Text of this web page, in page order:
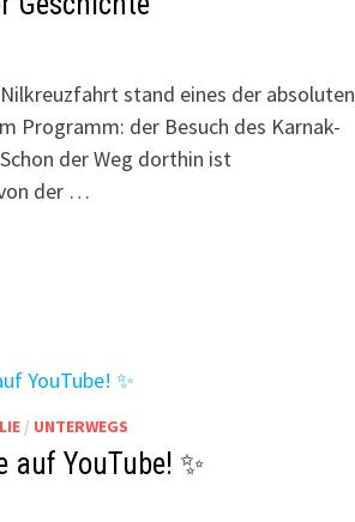
stand eines der absoluten
Programm: der Besuch des Karnak-
der Weg dorthin ist
der …
/ UNTERWEGS
auf YouTube! ✨